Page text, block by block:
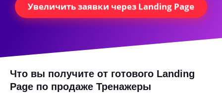
Увеличить заявки через Landing Page
Что вы получите от готового Landing
Page по продаже Тренажеры